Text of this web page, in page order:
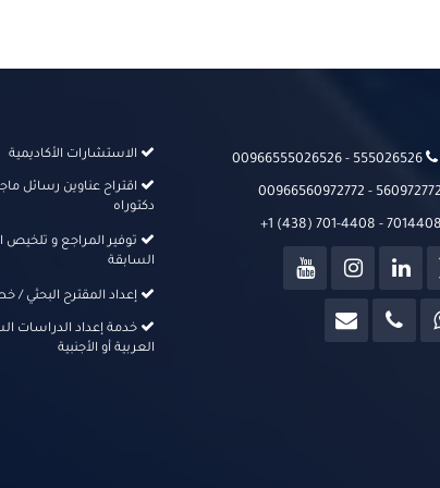
00966555026526‬‬ - 555026526‬‬
00966560972772 - 560972772
+1 (438) 701-4408 - 7014408
الاستشارات الأكاديمية
اقتراح عناوين رسائل
دكتوراه
توفير المراجع و تلخيص
السابقة
إعداد المقترح البحثي /
خدمة إعداد الدراسات
العربية أو الأجنبية